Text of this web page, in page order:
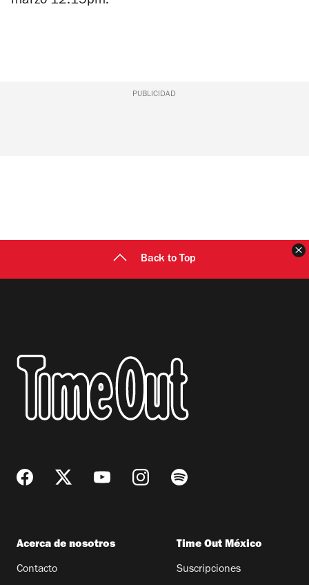
PUBLICIDAD
Back to Top
Acerca de nosotros
Contacto
Time Out México
Suscripciones